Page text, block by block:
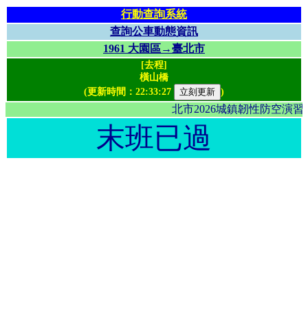
行動查詢系統
查詢公車動態資訊
1961 大園區→臺北市
[去程]
橫山橋
(更新時間： 22:33:27 )
北市2026城鎮韌性防空
末班已過